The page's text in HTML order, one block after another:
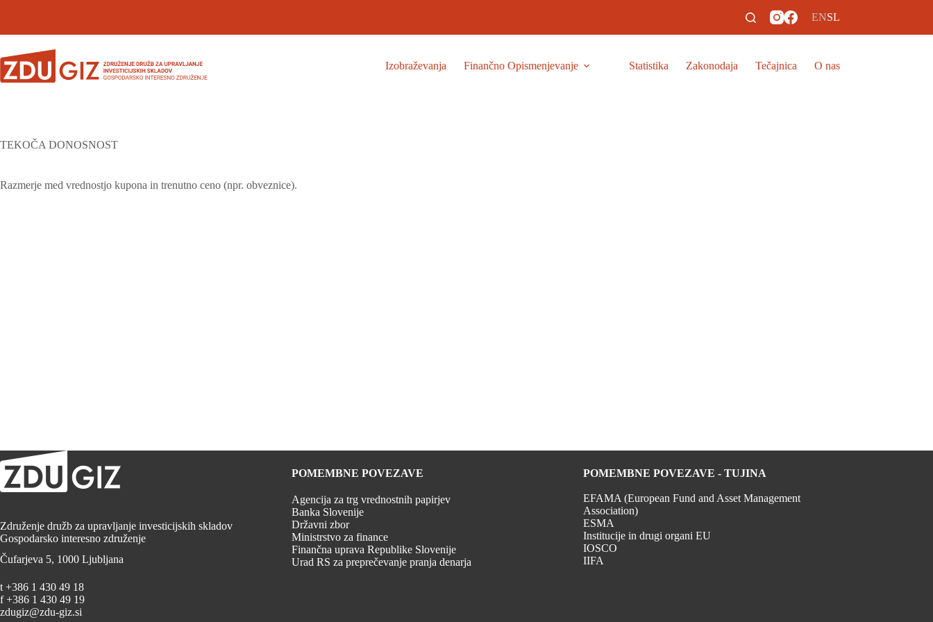
ENSL
Izobraževanja Finančno Opismenjevanje Statistika Zakonodaja Tečajnica O nas
TEKOČA DONOSNOST
Razmerje med vrednostjo kupona in trenutno ceno (npr. obveznice).
Združenje družb za upravljanje investicijskih skladov
Gospodarsko interesno združenje
Čufarjeva 5, 1000 Ljubljana
t +386 1 430 49 18
f +386 1 430 49 19
zdugiz@zdu-giz.si
POMEMBNE POVEZAVE
Agencija za trg vrednostnih papirjev
Banka Slovenije
Državni zbor
Ministrstvo za finance
Finančna uprava Republike Slovenije
Urad RS za preprečevanje pranja denarja
POMEMBNE POVEZAVE - TUJINA
EFAMA (European Fund and Asset Management
Association)
ESMA
Institucije in drugi organi EU
IOSCO
IIFA